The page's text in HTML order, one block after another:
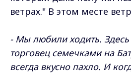
ветрах." В этом месте
- Мы любили ходить.
торговец семечками на
всегда вкусно пахло. И